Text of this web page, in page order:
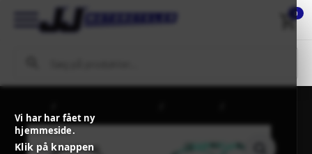
Vi har har fået ny
hjemmeside.
Klik på knappen
0
KIT COMPLETE